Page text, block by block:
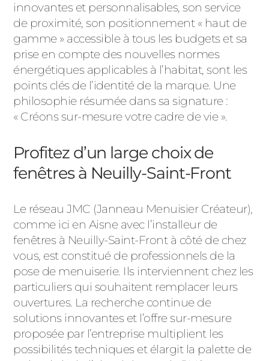
innovantes et personnalisables, son service
de proximité, son positionnement « haut de
gamme » accessible à tous les budgets et sa
prise en compte des nouvelles normes
énergétiques applicables à l’habitat, sont les
points clés de l’identité de la marque. Une
philosophie résumée dans sa signature :
« Créons sur-mesure votre cadre de vie ».
Profitez d’un large choix de
fenêtres à Neuilly-Saint-Front
Le réseau JMC (Janneau Menuisier Créateur),
comme ici en Aisne avec l’installeur de
fenêtres à Neuilly-Saint-Front à côté de chez
vous, est constitué de professionnels de la
pose de menuiserie. Ils interviennent chez les
particuliers qui souhaitent remplacer leurs
ouvertures. La recherche continue de
solutions innovantes et l’offre sur-mesure
proposée par l’entreprise multiplient les
possibilités techniques et élargit la palette de